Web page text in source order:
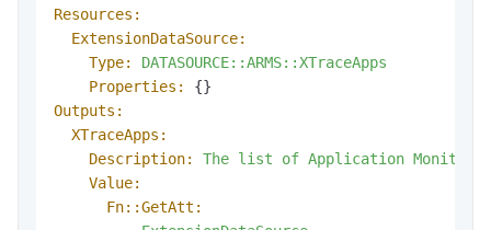
Resources:
ExtensionDataSource:
Type:
DATASOURCE::ARMS::XTraceApps
Properties:
Outputs:
XTraceApps:
Description:
The list of Application
Value:
Fn::GetAtt: